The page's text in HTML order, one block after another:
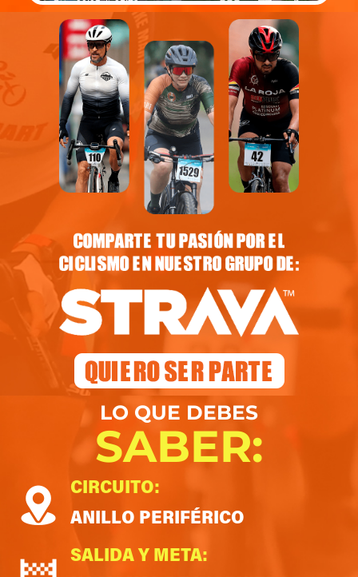
LO QUE DEBES
SABER:
CIRCUITO:
ANILLO PERIFÉRICO
SALIDA Y META: